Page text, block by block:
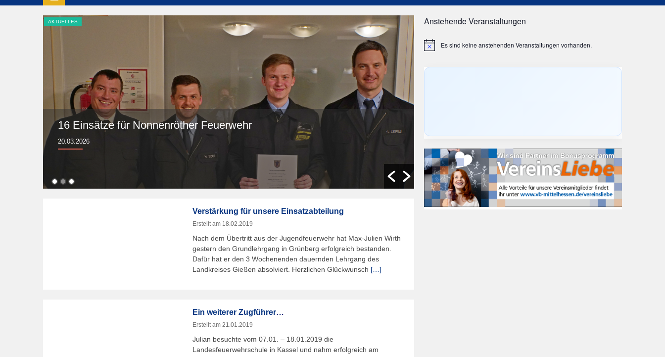
AKTUELLES
16 Einsätze für Nonnenröther Feuerwehr
20.03.2026
AKTUELLES
nach Fulda
06.03.2026
Verstärkung für unsere Einsatzabteilung
Erstellt am 18.02.2019
Nach dem Übertritt aus der Jugendfeuerwehr hat Max-Julien Wirth
gestern den Grundlehrgang in Grünberg erfolgreich bestanden.
Dafür hat er den 3 Wochenenden dauernden Lehrgang des
Landkreises Gießen absolviert. Herzlichen Glückwunsch […]
Ein weiterer Zugführer…
Erstellt am 21.01.2019
Julian besuchte vom 07.01. – 18.01.2019 die
Landesfeuerwehrschule in Kassel und nahm erfolgreich am
Anstehende Veranstaltungen
Es sind keine anstehenden Veranstaltungen vorhanden.